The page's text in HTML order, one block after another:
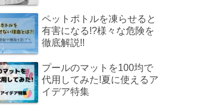
ペットポトルを凍らせると
有害になる!?様々な危険を
徹底解説!!
プールのマットを100均で
代用してみた!夏に使えるア
イデア特集